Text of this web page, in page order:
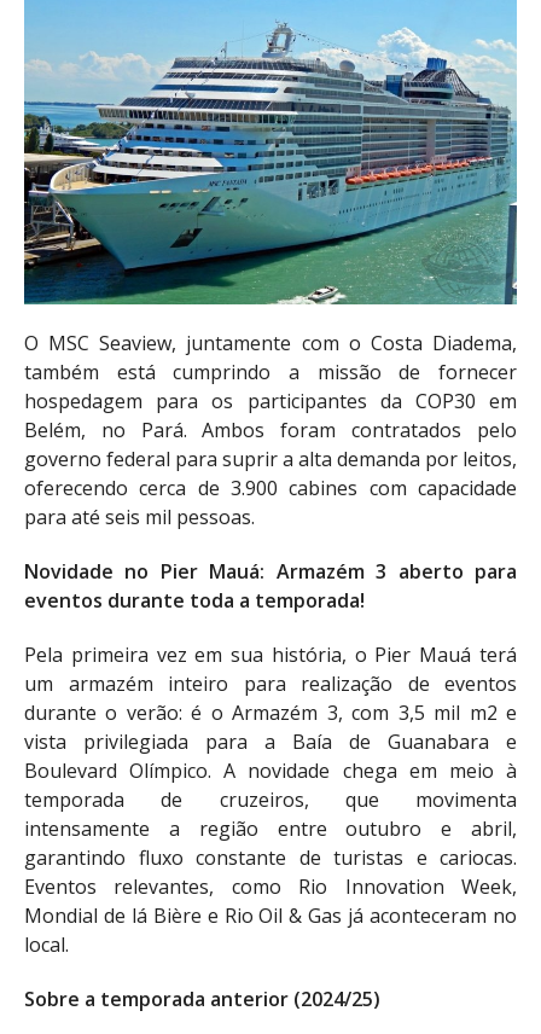
O MSC Seaview, juntamente com o Costa Diadema,
também está cumprindo a missão de fornecer
hospedagem para os participantes da COP30 em
Belém, no Pará. Ambos foram contratados pelo
governo federal para suprir a alta demanda por leitos,
oferecendo cerca de 3.900 cabines com capacidade
para até seis mil pessoas.
Novidade no Pier Mauá: Armazém 3 aberto para
eventos durante toda a temporada!
Pela primeira vez em sua história, o Pier Mauá terá
um armazém inteiro para realização de eventos
durante o verão: é o Armazém 3, com 3,5 mil m2 e
vista privilegiada para a Baía de Guanabara e
Boulevard Olímpico. A novidade chega em meio à
temporada de cruzeiros, que movimenta
intensamente a região entre outubro e abril,
garantindo fluxo constante de turistas e cariocas.
Eventos relevantes, como Rio Innovation Week,
Mondial de lá Bière e Rio Oil & Gas já aconteceram no
local.
Sobre a temporada anterior (2024/25)